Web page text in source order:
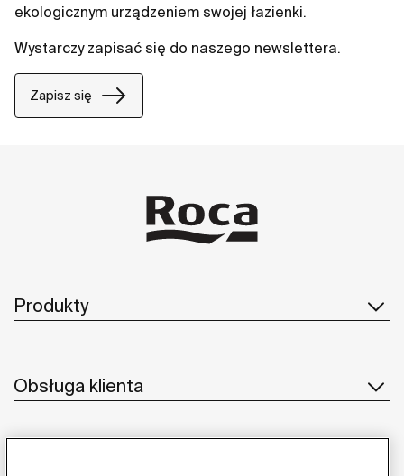
ekologicznym urządzeniem swojej łazienki.
Wystarczy zapisać się do naszego newslettera.
Zapisz się
Produkty
Obsługa klienta